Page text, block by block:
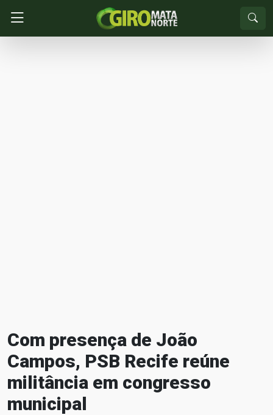
Com presença de João
Campos, PSB Recife reúne
militância em congresso
municipal